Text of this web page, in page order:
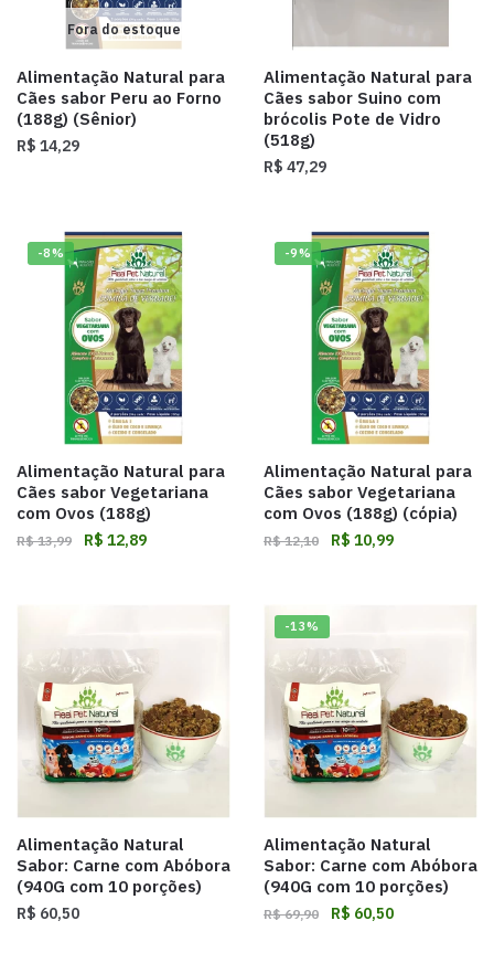
Fora do estoque
Alimentação Natural para
Cães sabor Peru ao Forno
(188g) (Sênior)
R$ 14,29
Alimentação Natural para
Cães sabor Suino com
brócolis Pote de Vidro
(518g)
R$ 47,29
-8%
Alimentação Natural para
Cães sabor Vegetariana
com Ovos (188g)
R$13,99 R$ 12,89
-9%
Alimentação Natural para
Cães sabor Vegetariana
com Ovos (188g) (cópia)
R$12,10 R$ 10,99
Alimentação Natural
Sabor: Carne com Abóbora
(940G com 10 porções)
R$ 60,50
-13%
Alimentação Natural
Sabor: Carne com Abóbora
(940G com 10 porções)
R$69,90 R$ 60,50